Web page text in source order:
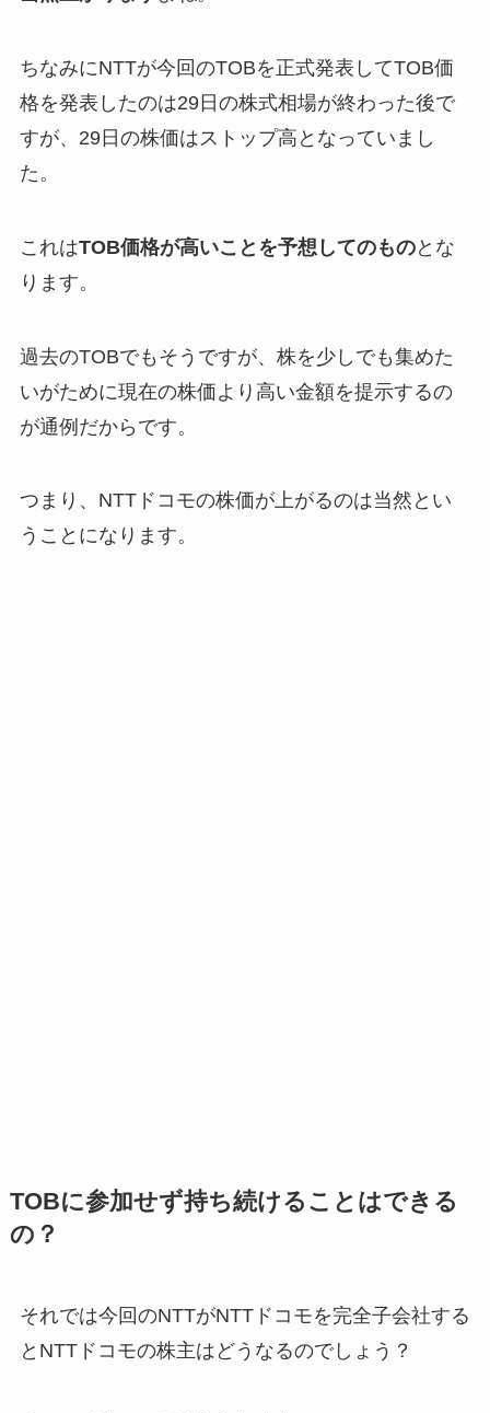
ちなみにNTTが今回のTOBを正式発表してTOB価
格を発表したのは29日の株式相場が終わった後で
すが、29日の株価はストップ高となっていまし
た。
これはTOB価格が高いことを予想してのものとな
ります。
過去のTOBでもそうですが、株を少しでも集めた
いがために現在の株価より高い金額を提示するの
が通例だからです。
つまり、NTTドコモの株価が上がるのは当然とい
うことになります。
TOBに参加せず持ち続けることはできる
の？
それでは今回のNTTがNTTドコモを完全子会社する
とNTTドコモの株主はどうなるのでしょう？